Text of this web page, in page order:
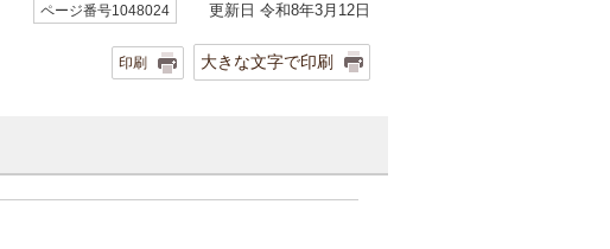
ページ番号1048024 更新日 令和8年3月12日
印刷 大きな文字で印刷